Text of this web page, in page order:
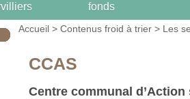
fonds
Accueil >Contenus froid à trier > Les
CCAS
Centre communal d’Action